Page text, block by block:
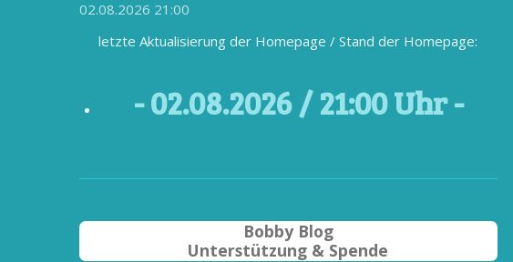
02.08.2026 21:00
letzte Aktualisierung der Homepage / Stand der Homepage:
- 02.08.2026 / 21:00 Uhr -
Bobby Blog
Unterstützung & Spende